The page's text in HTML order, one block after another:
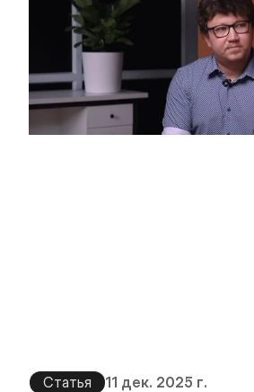
Experts
Статья 11 дек. 2025 г.